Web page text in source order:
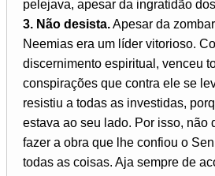
pelejava, apesar da ingratidão
3. Não desista.Apesar da
Neemias era um líder vitorioso.
discernimento espiritual, venceu
conspirações que contra ele se
resistiu a todas as investidas,
estava ao seu lado. Por isso, não
fazer a obra que lhe confiou o
todas as coisas. Aja sempre de